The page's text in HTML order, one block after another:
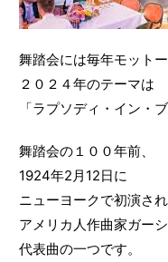
舞踏会には毎年モットー
２０２４年のテーマは
「ラプソディ・イン・
舞踏会の１００年前、
1924年2月12日に
ニューヨークで初演され
アメリカ人作曲家ガー
代表曲の一つです。